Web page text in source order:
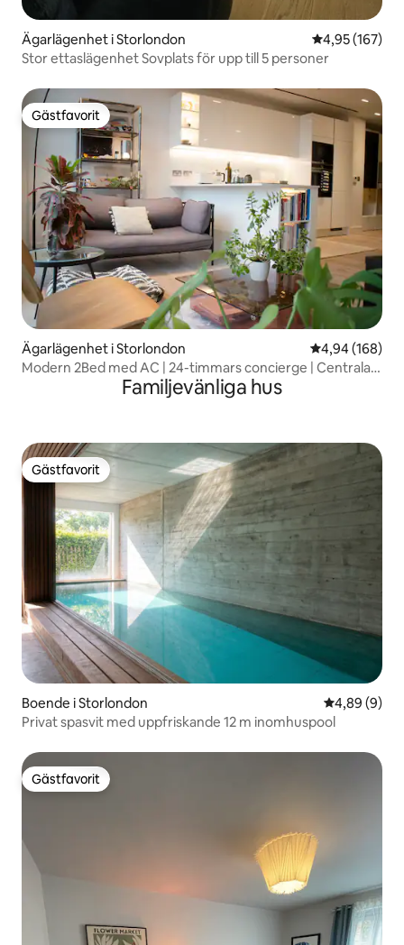
Ägarlägenhet i Storlondon 4,95 av 5 i
4,95 (167)
Stor ettaslägenhet Sovplats för upp till 5 personer
Gästfavorit
Gästfavorit
Ägarlägenhet i Storlondon 4,94 av 5 i
4,94 (168)
Modern 2Bed med AC | 24-timmars concierge | Centrala
Familjevänliga hus
Gästfavorit
Gästfavorit
Boende i Storlondon 4,89 av 5 i
4,89 (9)
Privat spasvit med uppfriskande 12 m inomhuspool
Gästfavorit
Gästfavorit